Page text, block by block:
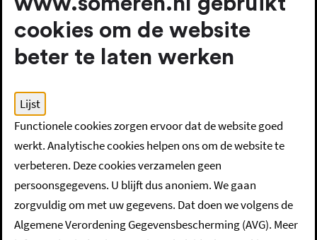
Geslacht op geboorteakte wijzigen
Geslacht op
geboorteakte wijzigen
cookies om de website
beter te laten werken
Lijst
Functionele cookies zorgen ervoor dat de website goed
werkt. Analytische cookies helpen ons om de website te
verbeteren. Deze cookies verzamelen geen
persoonsgegevens. U blijft dus anoniem. We gaan
zorgvuldig om met uw gegevens. Dat doen we volgens de
Algemene Verordening Gegevensbescherming (AVG). Meer